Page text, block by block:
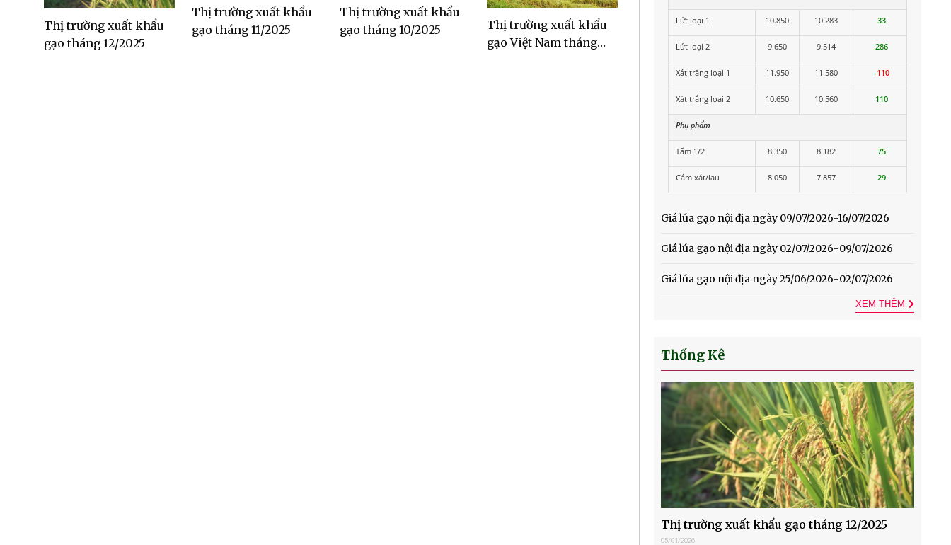
Thị trường xuất khẩu
gạo tháng 12/2025
Thị trường xuất khẩu
gạo tháng 11/2025
Thị trường xuất khẩu
gạo tháng 10/2025
Thị trường xuất khẩu
gạo Việt Nam tháng
Lứt loại 1 10.850 10.283 33
Lứt loại 2 9.650 9.514 286
Xát trắng loại 1 11.950 11.580 -110
Xát trắng loại 2 10.650 10.560 110
Phụ phẩm
Tấm 1/2 8.350 8.182 75
Cám xát/lau 8.050 7.857 29
Giá lúa gạo nội địa ngày 09/07/2026-16/07/2026
Giá lúa gạo nội địa ngày 02/07/2026-09/07/2026
Giá lúa gạo nội địa ngày 25/06/2026-02/07/2026
XEM THÊM
Thống Kê
Thị trường xuất khẩu gạo tháng 12/2025
05/01/2026